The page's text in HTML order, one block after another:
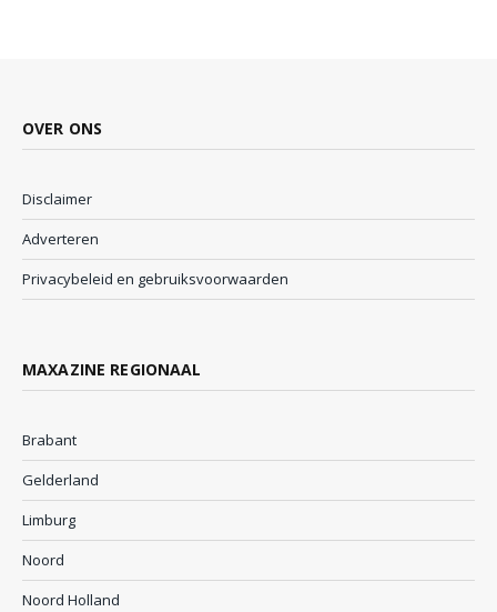
OVER ONS
Disclaimer
Adverteren
Privacybeleid en gebruiksvoorwaarden
MAXAZINE REGIONAAL
Brabant
Gelderland
Limburg
Noord
Noord Holland